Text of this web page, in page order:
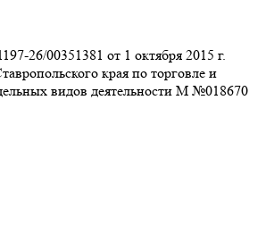
26/00351381 от 1 октября 2015 г.
края по торговле и
видов деятельности М №018670